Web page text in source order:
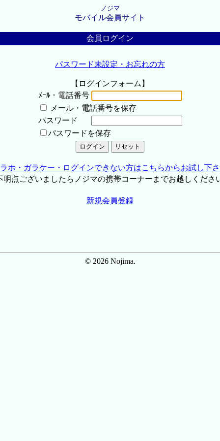
ノジマ
モバイル会員サイト
会員ログイン
パスワード未設定・お忘れの方
【ログインフォーム】
ﾒｰﾙ・電話番号
メール・電話番号を保存
パスワード
パスワードを保存
ホ・ガラケー・ログインできない方はこちらからお試し下
点ございましたらノジマの携帯コーナーまでお越しくださ
新規会員登録
© 2026 Nojima.